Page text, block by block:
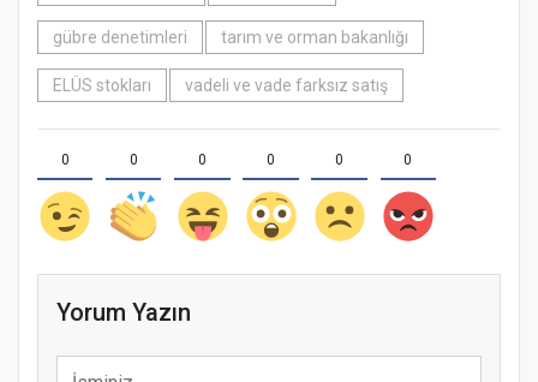
gübre denetimleri tarım ve orman bakanlığı
ELÜS stokları vadeli ve vade farksız satış
0 0 0 0 0 0
Yorum Yazın